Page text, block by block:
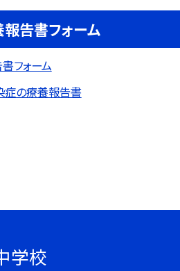
告書フォーム
フォーム
症の療養報告書
学校